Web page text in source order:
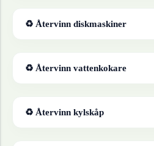
♻ Återvinn diskmaskiner
♻ Återvinn vattenkokare
♻ Återvinn kylskåp